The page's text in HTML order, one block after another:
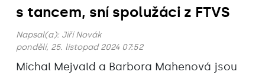
s tancem, sní spolužáci z FTVS
Napsal(a): Jiří Novák
pondělí, 25. listopad 2024 07:52
Michal Mejvald a Barbora Mahenová jsou